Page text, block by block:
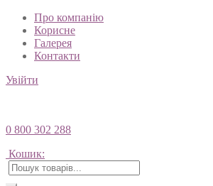
Про компанію
Корисне
Галерея
Контакти
Увійти
0 800 302 288
Кошик: